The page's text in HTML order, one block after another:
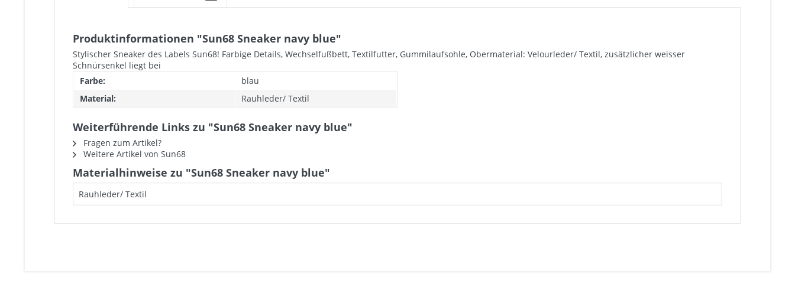
Produktinformationen "Sun68 Sneaker navy blue"
Stylischer Sneaker des Labels Sun68! Farbige Details, Wechselfußbett, Textilfutter, Gummilaufsohle, Obermaterial: Velourleder/ Textil, zusätzlicher weisser
Schnürsenkel liegt bei
Farbe:
blau
Material:
Rauhleder/ Textil
Weiterführende Links zu "Sun68 Sneaker navy blue"
Fragen zum Artikel?
Weitere Artikel von Sun68
Materialhinweise zu "Sun68 Sneaker navy blue"
Rauhleder/ Textil